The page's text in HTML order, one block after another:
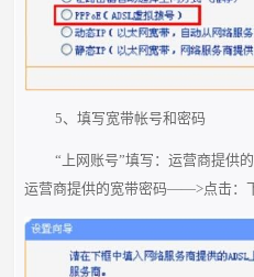
5、填写宽带帐号和密码
“上网账号”填写：运营商提供
运营商提供的宽带密码——>点击：